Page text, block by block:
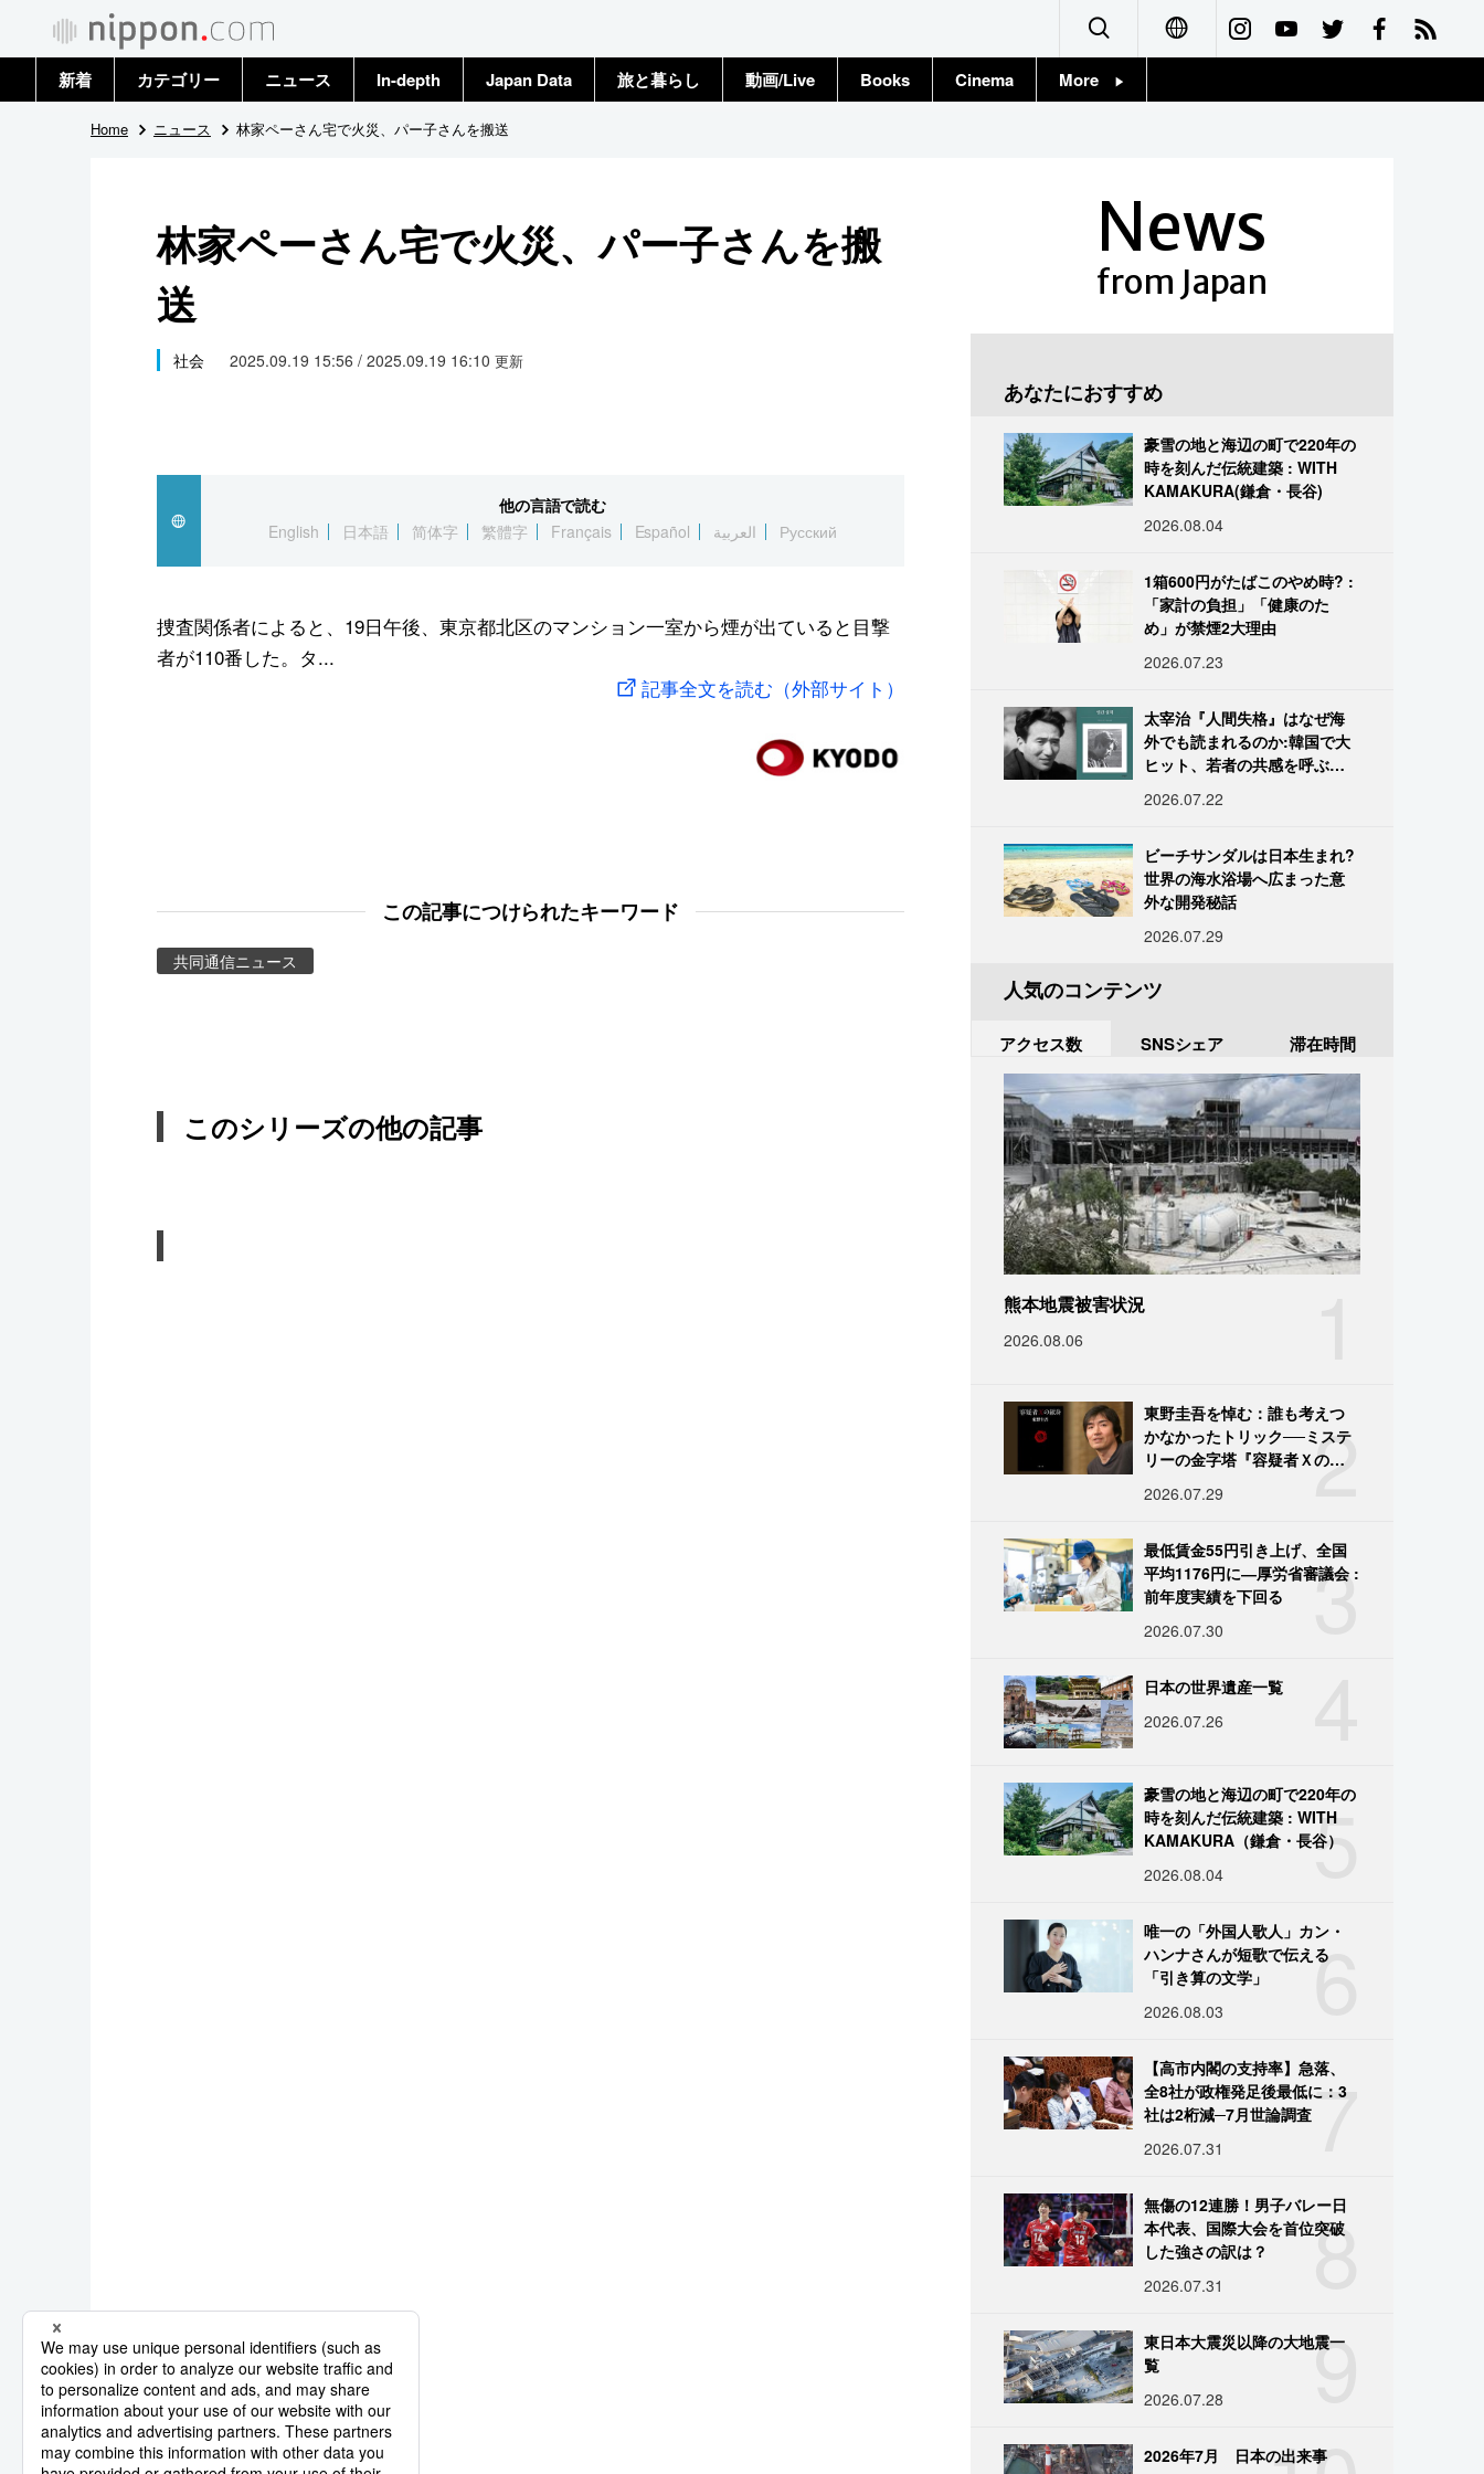
Français
新着 カテゴリー
政治・外交
国際
社会
文化
スポーツ・東京2020
ニュース
トップ
In-depth Japan Data 旅と暮らし 動画/Live Books Cinema More
Home ニュース 林家ペーさん宅で火災、パー子さんを搬送
林家ペーさん宅で火災、パー子さんを搬
送
社会 2025.09.19 15:56 / 2025.09.19 16:10 更新
他の言語で読む
English
日本語 简体字 繁體字 Français Español العربية Русский
捜査関係者によると、19日午後、東京都北区のマンション一室から煙が出ていると目撃
者が110番した。タ...
記事全文を読む（外部サイト）
この記事につけられたキーワード
共同通信ニュース
このシリーズの他の記事
News
from Japan
あなたにおすすめ
豪雪の地と海辺の町で220年の
時を刻んだ伝統建築 : WITH
KAMAKURA(鎌倉・長谷)
2026.08.04
1箱600円がたばこのやめ時? :
「家計の負担」「健康のた
め」が禁煙2大理由
2026.07.23
太宰治『人間失格』はなぜ海
外でも読まれるのか:韓国で大
ヒット、若者の共感を呼ぶ
2026.07.22
ビーチサンダルは日本生まれ?
世界の海水浴場へ広まった意
外な開発秘話
2026.07.29
人気のコンテンツ
アクセス数 SNSシェア 滞在時間
熊本地震被害状況
2026.08.06
2
東野圭吾を悼む：誰も考えつ
かなかったトリック──ミステ
リーの金字塔『容疑者Ｘの献
2026.07.29
3
最低賃金55円引き上げ、全国
平均1176円に―厚労省審議会 :
前年度実績を下回る
2026.07.30
日本の世界遺産一覧
2026.07.26
5
豪雪の地と海辺の町で220年の
時を刻んだ伝統建築 : WITH
KAMAKURA（鎌倉・長谷）
2026.08.04
6
唯一の「外国人歌人」カン・
ハンナさんが短歌で伝える
「引き算の文学」
2026.08.03
7
【高市内閣の支持率】急落、
全8社が政権発足後最低に：3
社は2桁減─7月世論調査
2026.07.31
8
無傷の12連勝！男子バレー日
本代表、国際大会を首位突破
した強さの訳は？
2026.07.31
9
東日本大震災以降の大地震一
覧
2026.07.28
2026年7月 日本の出来事